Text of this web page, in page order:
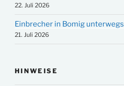
22. Juli 2026
Einbrecher in Bomig unterwegs
21. Juli 2026
HINWEISE